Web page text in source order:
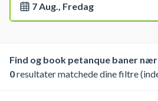
7 Aug., Fredag
Find og book petanque baner nær
0resultater matchede dine filtre